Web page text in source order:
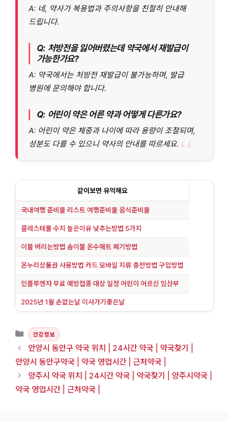
A: 네, 약사가 복용법과 주의사항을 친절히 안내해
드립니다.
Q: 처방전을 잃어버렸는데 약국에서 재발급이
가능한가요?
A: 약국에서는 처방전 재발급이 불가능하며, 발급
병원에 문의해야 합니다.
Q: 어린이 약은 어른 약과 어떻게 다른가요?
A: 어린이 약은 체중과 나이에 따라 용량이 조절되며,
성분도 다를 수 있으니 약사의 안내를 따르세요.
같이보면 유익해요
국내여행 준비물 리스트 여행준비물 음식준비물
콜레스테롤 수치 높은이유 낮추는방법 5가지
이불 버리는방법 솜이불 온수매트 폐기방법
온누리상품권 사용방법 카드 모바일 지류 충전방법 구입방법
인플루엔자 무료 예방접종 대상 일정 어린이 어르신 임산부
2025년 1월 손없는날 이사가기좋은날
카테고리
건강정보
안양시 동안구 약국 위치 | 24시간 약국 | 약국찾기 |
안양시 동안구약국 | 약국 영업시간 | 근처약국 |
양주시 약국 위치 | 24시간 약국 | 약국찾기 | 양주시약국 |
약국 영업시간 | 근처약국 |